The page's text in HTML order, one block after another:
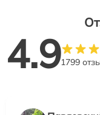
4.91799